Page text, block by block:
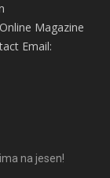
Magazine
Email:
na jesen!